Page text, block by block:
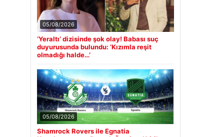
05/08/2026
‘Yeraltı’ dizisinde şok olay! Babası suç
duyurusunda bulundu: ‘Kızımla reşit
olmadığı halde…’
05/08/2026
Shamrock Rovers ile Egnatia